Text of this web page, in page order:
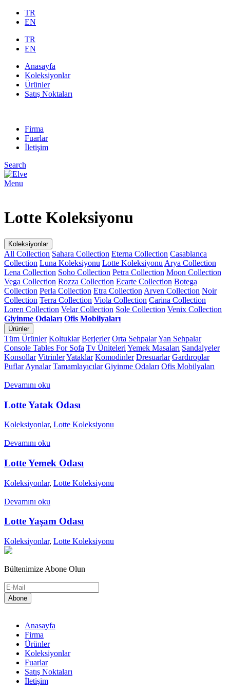
TR
EN
TR
EN
Anasayfa
Koleksiyonlar
Ürünler
Satış Noktaları
Firma
Fuarlar
İletişim
Search
Menu
Lotte Koleksiyonu
Koleksiyonlar
All Collection Sahara Collection Eterna Collection Casablanca
Collection Luna Koleksiyonu Lotte Koleksiyonu Arya Collection
Lena Collection Soho Collection Petra Collection Moon Collection
Vega Collection Rozza Collection Ecarte Collection Botega
Collection Perla Collection Etra Collection Arven Collection Noir
Collection Terra Collection Viola Collection Carina Collection
Loren Collection Velar Collection Sole Collection Venix Collection
Giyinme Odaları Ofis Mobilyaları
Ürünler
Tüm Ürünler Koltuklar Berjerler Orta SehpalarYan Sehpalar
Console Tables For Sofa Tv Üniteleri Yemek Masaları Sandalyeler
Konsollar VitrinlerYataklar Komodinler Dresuarlar Gardıroplar
Puflar Aynalar Tamamlayıcılar Giyinme Odaları Ofis Mobilyaları
Devamını oku
Lotte Yatak Odası
Koleksiyonlar, Lotte Koleksiyonu
Devamını oku
Lotte Yemek Odası
Koleksiyonlar, Lotte Koleksiyonu
Devamını oku
Lotte Yaşam Odası
Koleksiyonlar, Lotte Koleksiyonu
Bültenimize Abone Olun
Anasayfa
Firma
Ürünler
Koleksiyonlar
Fuarlar
Satış Noktaları
İletişim